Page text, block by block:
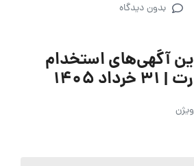
بدون دیدگاه
آگهی‌های استخدام
۱۴۰۵